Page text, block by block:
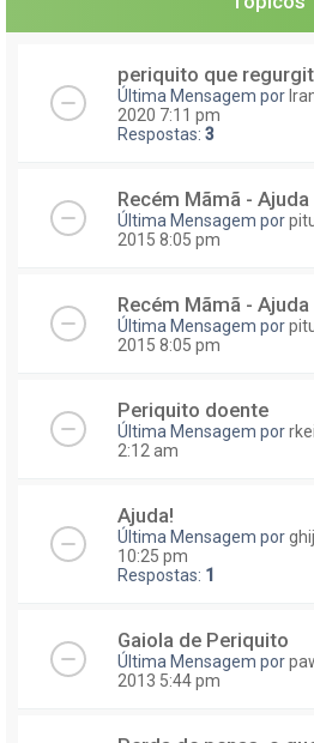
periquito que
Última Mensagem por
2020 7:11 pm
Respostas: 3
Recém Mãmã -
Última Mensagem por
2015 8:05 pm
Recém Mãmã -
Última Mensagem por
2015 8:05 pm
Periquito doente
Última Mensagem por
2:12 am
Ajuda!
Última Mensagem porghij
10:25 pm
Respostas: 1
Gaiola de Periquito
Última Mensagem por
2013 5:44 pm